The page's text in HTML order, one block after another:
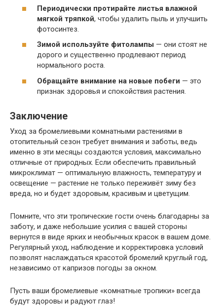
Периодически протирайте листья влажной
мягкой тряпкой, чтобы удалить пыль и улучшить
фотосинтез.
Зимой используйте фитолампы — они стоят не
дорого и существенно продлевают период
нормального роста.
Обращайте внимание на новые побеги — это
признак здоровья и спокойствия растения.
Заключение
Уход за бромелиевыми комнатными растениями в
отопительный сезон требует внимания и заботы, ведь
именно в эти месяцы создаются условия, максимально
отличные от природных. Если обеспечить правильный
микроклимат — оптимальную влажность, температуру и
освещение — растение не только переживёт зиму без
вреда, но и будет здоровым, красивым и цветущим.
Помните, что эти тропические гости очень благодарны за
заботу, и даже небольшие усилия с вашей стороны
вернутся в виде ярких и необычных красок в вашем доме.
Регулярный уход, наблюдение и корректировка условий
позволят наслаждаться красотой бромелий круглый год,
независимо от капризов погоды за окном.
Пусть ваши бромелиевые «комнатные тропики» всегда
будут здоровы и радуют глаз!